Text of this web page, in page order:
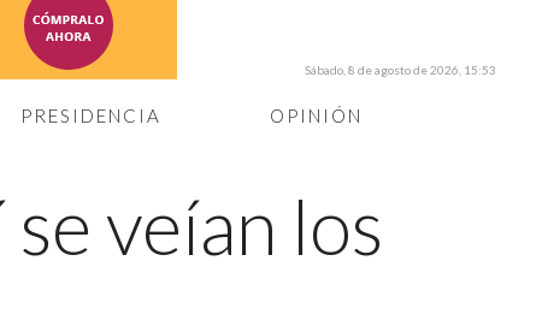
PRESIDENCIA OPINIÓN
Sábado, 8 de agosto de 2026, 15:53
veían los